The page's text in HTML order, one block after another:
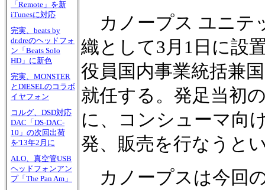
「Remote」を新
iTunesに対応
完実、beats by
dr.dreのヘッドフォ
ン「Beats Solo
HD」に新色
完実、MONSTER
とDIESELのコラボ
イヤフォン
コルグ、DSD対応
DAC「DS-DAC-
10」の次回出荷
を'13年2月に
ALO、真空管USB
ヘッドフォンアン
プ「The Pan Am」
カノープス ユニテ
織として3月1日に設
役員国内事業統括兼
就任する。発足当初
に、コンシューマ向
発、販売を行なうと
カノープスは今回